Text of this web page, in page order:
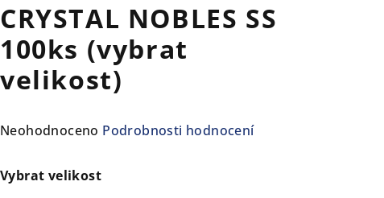
CRYSTAL NOBLES SS
100ks (vybrat
velikost)
Průměrné
produktu
je
Neohodnoceno Podrobnosti hodnocení
Vybrat velikost